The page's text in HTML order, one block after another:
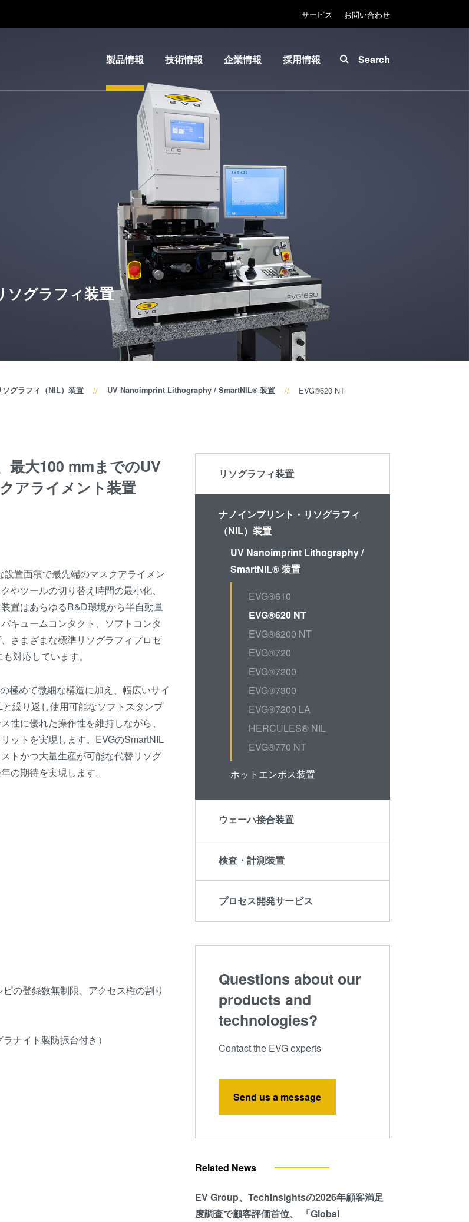
サービス お問い合わせ
製品情報
ント・
リソグ
ラフィ
（NIL）
装置
ウェー
ハ接合
装置
検査・
技術情報
LayerRelease™
技術
MLE™ マスク
フィ
ナノインプリン
ト・リソグラフ
ィ（NIL） -
SmartNIL®
ウェーハレベ
ル・オプティク
ス（WLO）
ス
接合
フュージョン/ハ
イブリッド接合
ェーハ プラズマ
ョン/ハイブリッ
ComBond® 高
検査・計測
企業情報
拠点一
覧
ニュー
ス
展示
会・セ
ミナー
サプラ
イヤー
および
パート
ナー企
R&D
採用情報
EVGでの
お仕事
EVGライ
フ
INSIDER
How do I
become
an
Insider?
Search
ソグラフィ装置
グラフィ（NIL）装置 UV Nanoimprint Lithography / SmartNIL® 装置 EVG®620 NT
最大100 mmまでのUV
アライメント装置
置面積で最先端のマスクアライメン
やツールの切り替え時間の最小化、
置はあらゆるR&D環境から半自動量
キュームコンタクト、ソフトコンタ
さまざまな標準リソグラフィプロセ
対応しています。
極めて微細な構造に加え、幅広いサイ
繰り返し使用可能なソフトスタンプ
性に優れた操作性を維持しながら、
ットを実現します。EVGのSmartNIL
トかつ大量生産が可能な代替リソグ
の期待を実現します。
の登録数無制限、アクセス権の割り
ナイト製防振台付き）
リソグラフィ装置
ナノインプリント・リソグラフィ
（NIL）装置
UV Nanoimprint Lithography /
SmartNIL® 装置
EVG®610
EVG®620 NT
EVG®6200 NT
EVG®720
EVG®7200
EVG®7300
EVG®7200 LA
HERCULES® NIL
EVG®770 NT
ホットエンボス装置
ウェーハ接合装置
検査・計測装置
プロセス開発サービス
Questions about our
products and
technologies?
Contact the EVG experts
Send us a message
Related News
EV Group、TechInsightsの2026年顧客満足
度調査で顧客評価首位、 「Global